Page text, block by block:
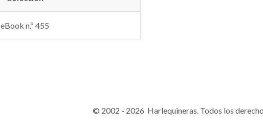
eBook n.º 455
© 2002 - 2026 Harlequineras. Todos los